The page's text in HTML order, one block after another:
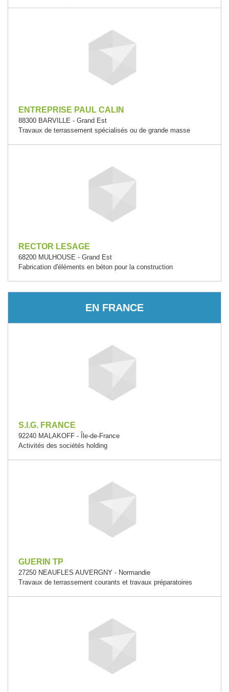
ENTREPRISE PAUL CALIN
88300 BARVILLE - Grand Est
Travaux de terrassement spécialisés ou de grande masse
RECTOR LESAGE
68200 MULHOUSE - Grand Est
Fabrication d'éléments en béton pour la construction
EN FRANCE
S.I.G. FRANCE
92240 MALAKOFF - Île-de-France
Activités des sociétés holding
GUERIN TP
27250 NEAUFLES AUVERGNY - Normandie
Travaux de terrassement courants et travaux préparatoires